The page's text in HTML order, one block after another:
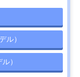
ル）
）